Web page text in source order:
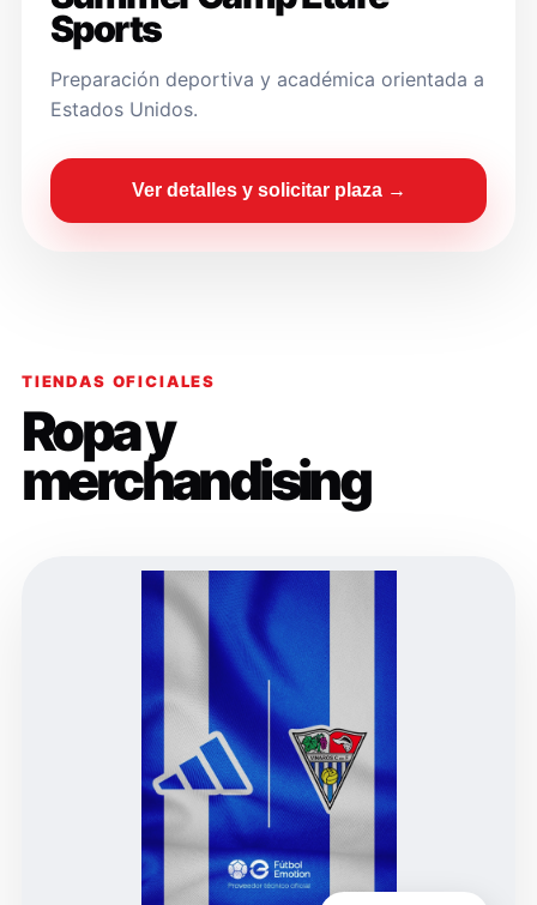
Sports
Preparación deportiva y académica orientada a
Estados Unidos.
Ver detalles y solicitar plaza →
TIENDAS OFICIALES
Ropa y
merchandising